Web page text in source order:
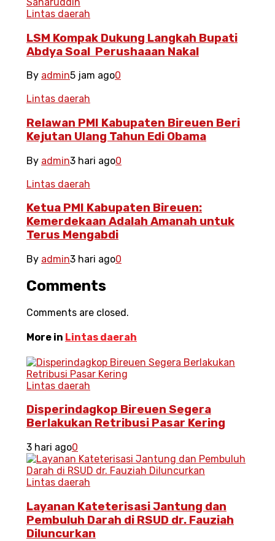
Lintas daerah
LSM Kompak Dukung Langkah Bupati
Abdya Soal Perushaaan Nakal
By admin5 jam ago0
Lintas daerah
Relawan PMI Kabupaten Bireuen Beri
Kejutan Ulang Tahun Edi Obama
By admin3 hari ago0
Lintas daerah
Ketua PMI Kabupaten Bireuen:
Kemerdekaan Adalah Amanah untuk
Terus Mengabdi
By admin3 hari ago0
Comments
Comments are closed.
More in Lintas daerah
Lintas daerah
Disperindagkop Bireuen Segera
Berlakukan Retribusi Pasar Kering
3 hari ago0
Lintas daerah
Layanan Kateterisasi Jantung dan
Pembuluh Darah di RSUD dr. Fauziah
Diluncurkan